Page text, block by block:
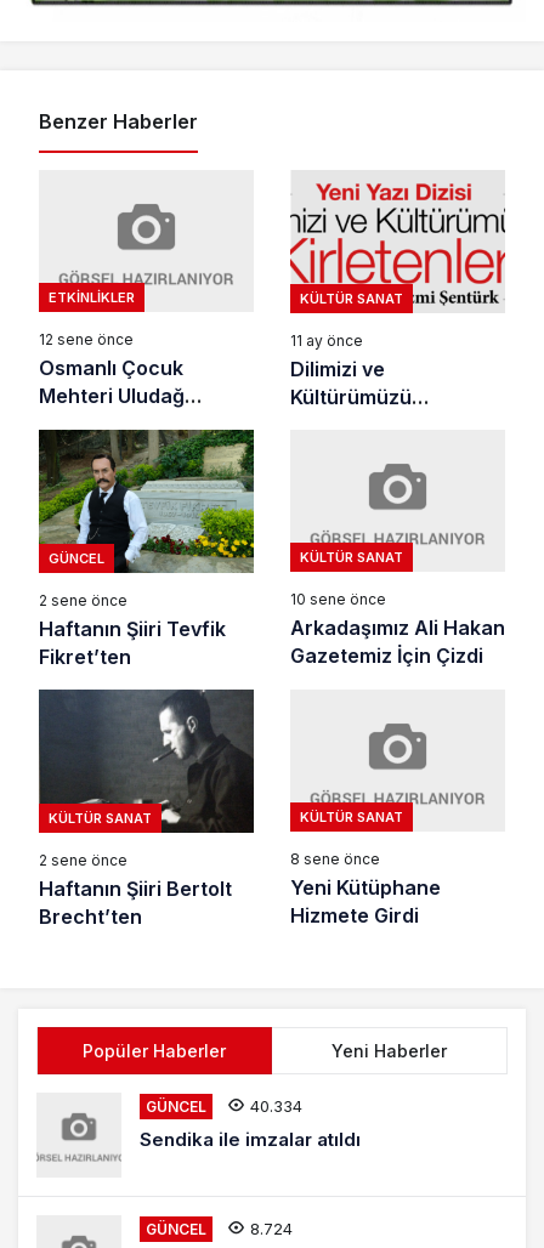
Benzer Haberler
ETKINLIKLER
12 sene önce
Osmanlı Çocuk
Mehteri Uludağ
Üniversitesi’nde
KÜLTÜR SANAT
11 ay önce
Dilimizi ve
Kültürümüzü
GÜNCEL
2 sene önce
Haftanın Şiiri Tevfik
Fikret’ten
KÜLTÜR SANAT
10 sene önce
Arkadaşımız Ali Hakan
Gazetemiz İçin Çizdi
KÜLTÜR SANAT
2 sene önce
Haftanın Şiiri Bertolt
Brecht’ten
KÜLTÜR SANAT
8 sene önce
Yeni Kütüphane
Hizmete Girdi
Popüler Haberler Yeni Haberler
GÜNCEL 40.334
Sendika ile imzalar atıldı
GÜNCEL 8.724